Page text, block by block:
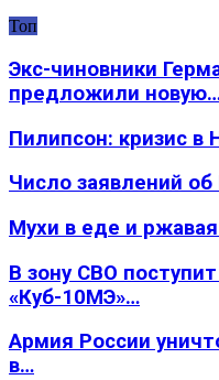
Топ
Экс-чиновники
предложили
Пилипсон: кризис
Число заявлений
Мухи в еде и
В зону СВО
«Куб-10МЭ»…
Армия России
в…